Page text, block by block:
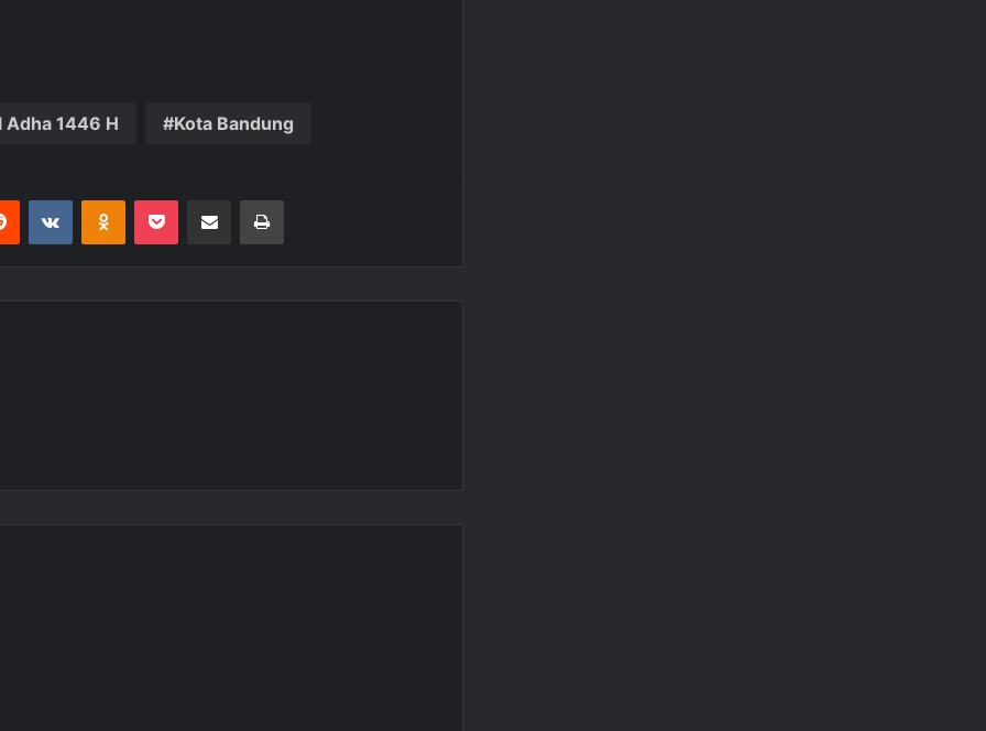
Adha 1446 H Kota Bandung